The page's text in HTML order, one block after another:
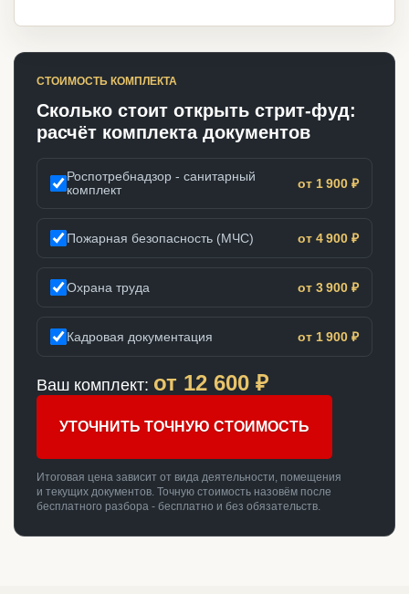
СТОИМОСТЬ КОМПЛЕКТА
Сколько стоит открыть стрит-фуд:
расчёт комплекта документов
Роспотребнадзор - санитарный
комплект
от 1 900 ₽
Пожарная безопасность (МЧС) от 4 900 ₽
Охрана труда от 3 900 ₽
Кадровая документация от 1 900 ₽
Ваш комплект: от 12 600 ₽
УТОЧНИТЬ ТОЧНУЮ СТОИМОСТЬ
Итоговая цена зависит от вида деятельности, помещения
и текущих документов. Точную стоимость назовём после
бесплатного разбора - бесплатно и без обязательств.